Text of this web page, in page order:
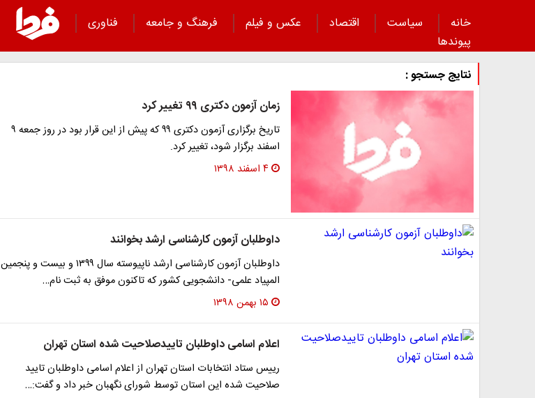
خانه سیاست اقتصاد عکس و فیلم فرهنگ و جامعه
فناوری
پیوند‌ها
نتایج جستجو :
زمان آزمون دکتری ۹۹ تغییر کرد
تاریخ برگزاری آزمون دکتری ۹۹ که پیش از این قرار بود در روز جمعه ۹
اسفند برگزار شود، تغییر کرد.
۴ اسفند ۱۳۹۸
داوطلبان آزمون کارشناسی ارشد بخوانند
داوطلبان آزمون کارشناسی ارشد ناپیوسته سال ۱۳۹۹ و بیست و پنجمین
المپیاد علمی- دانشجویی کشور که تاکنون موفق به ثبت نام…
۱۵ بهمن ۱۳۹۸
اعلام اسامی داوطلبان تاییدصلاحیت شده استان تهران
رییس ستاد انتخابات استان تهران از اعلام اسامی داوطلبان تایید
صلاحیت شده این استان توسط شورای نگهبان خبر داد و گفت:…